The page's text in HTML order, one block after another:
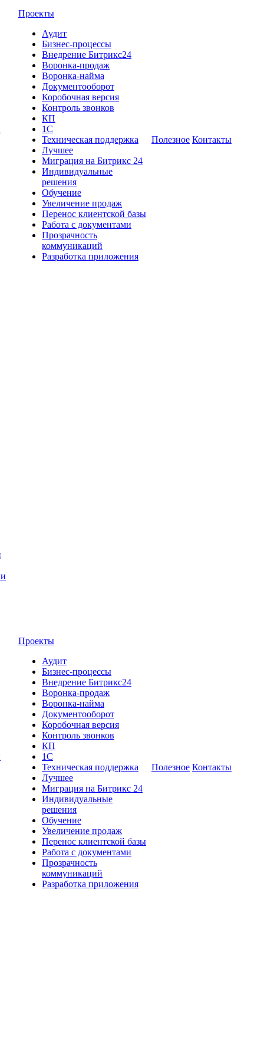
Проекты
Аудит
Бизнес-процессы
Внедрение Битрикс24
Воронка-продаж
Воронка-найма
Документооборот
Коробочная версия
Контроль звонков
КП
1С
Техническая поддержка
Лучшее
Миграция на Битрикс 24
Индивидуальные
решения
Обучение
Увеличение продаж
Перенос клиентской базы
Работа с документами
Прозрачность
коммуникаций
Разработка приложения
Полезное Контакты
Проекты
Аудит
Бизнес-процессы
Внедрение Битрикс24
Воронка-продаж
Воронка-найма
Документооборот
Коробочная версия
Контроль звонков
КП
1С
Техническая поддержка
Лучшее
Миграция на Битрикс 24
Индивидуальные
решения
Обучение
Увеличение продаж
Перенос клиентской базы
Работа с документами
Прозрачность
коммуникаций
Разработка приложения
Полезное Контакты